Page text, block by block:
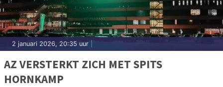
2 januari 2026, 20:35 uur
AZ VERSTERKT ZICH MET SPITS
HORNKAMP